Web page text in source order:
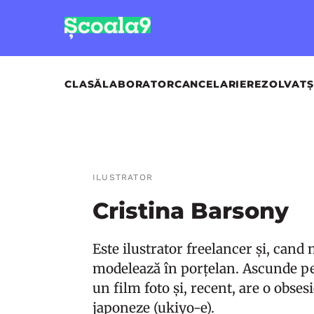
CLASĂLABORATORCANCELARIEREZOLVAT
ILUSTRATOR
Cristina Barsony
Este ilustrator freelancer și, cand
modelează în porțelan. Ascunde
un film foto și, recent, are o
japoneze (ukiyo-e).